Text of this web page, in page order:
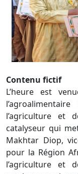
Contenu fictif
L’heure est
l’agriculture et
catalyseur qui
Makhtar Diop,
pour la Région
l’agriculture et